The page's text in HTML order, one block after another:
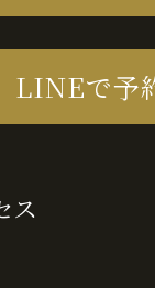
LINEで予
ス